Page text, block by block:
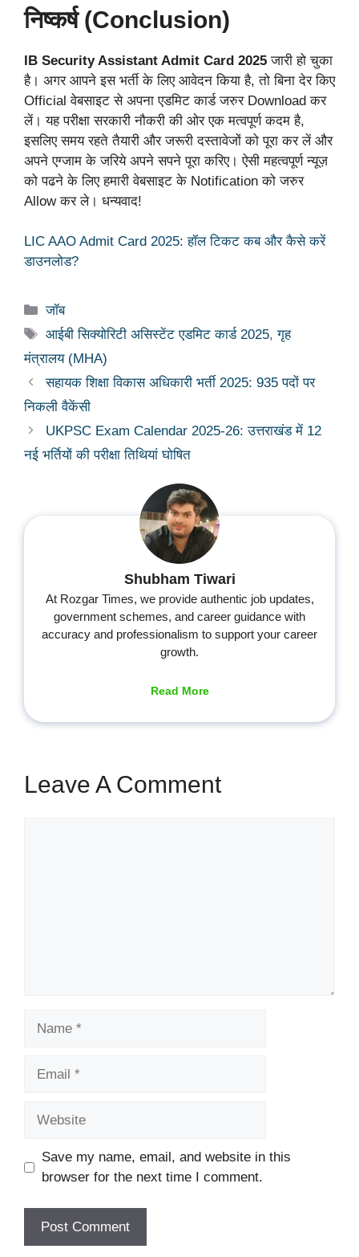
निष्कर्ष (Conclusion)
IB Security Assistant Admit Card 2025 जारी हो चुका
है। अगर आपने इस भर्ती के लिए आवेदन किया है, तो बिना देर किए
Official वेबसाइट से अपना एडमिट कार्ड जरुर Download कर
लें। यह परीक्षा सरकारी नौकरी की ओर एक मत्वपूर्ण कदम है,
इसलिए समय रहते तैयारी और जरूरी दस्तावेजों को पूरा कर लें और
अपने एग्जाम के जरिये अपने सपने पूरा करिए। ऐसी महत्वपूर्ण न्यूज़
को पढने के लिए हमारी वेबसाइट के Notification को जरुर
Allow कर ले। धन्यवाद!
LIC AAO Admit Card 2025: हॉल टिकट कब और कैसे करें
डाउनलोड?
Categories
जॉब
Tags
आईबी सिक्योरिटी असिस्टेंट एडमिट कार्ड 2025,गृह
मंत्रालय (MHA)
सहायक शिक्षा विकास अधिकारी भर्ती 2025: 935 पदों पर
निकली वैकेंसी
UKPSC Exam Calendar 2025-26: उत्तराखंड में 12
नई भर्तियों की परीक्षा तिथियां घोषित
Shubham Tiwari
At Rozgar Times, we provide authentic job updates,
government schemes, and career guidance with
accuracy and professionalism to support your career
growth.
Read More
Leave A Comment
Save my name, email, and website in this
browser for the next time I comment.